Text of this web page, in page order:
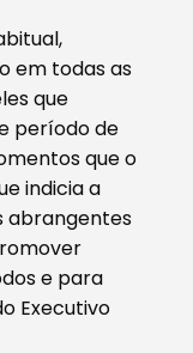
em todas as
que
período de
que o
indicia a
abrangentes
e para
Executivo